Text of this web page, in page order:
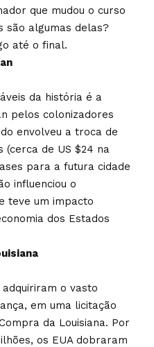
que mudou o curso
são algumas delas?
até o final.
da história é a
pelos colonizadores
envolveu a troca de
de US $24 na
para a futura cidade
influenciou o
teve um impacto
dos Estados
adquiriram o vasto
em uma licitação
da Louisiana. Por
os EUA dobraram